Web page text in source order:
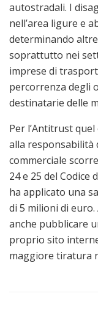
autostradali. I
nell’area ligure e
determinando
soprattutto nei
imprese di
percorrenza degli
destinatarie delle
Per l’Antitrust
alla responsabilità
commerciale
24 e 25 del Codice
ha applicato una
di 5 milioni di euro.
anche pubblicare
proprio sito
maggiore tiratura